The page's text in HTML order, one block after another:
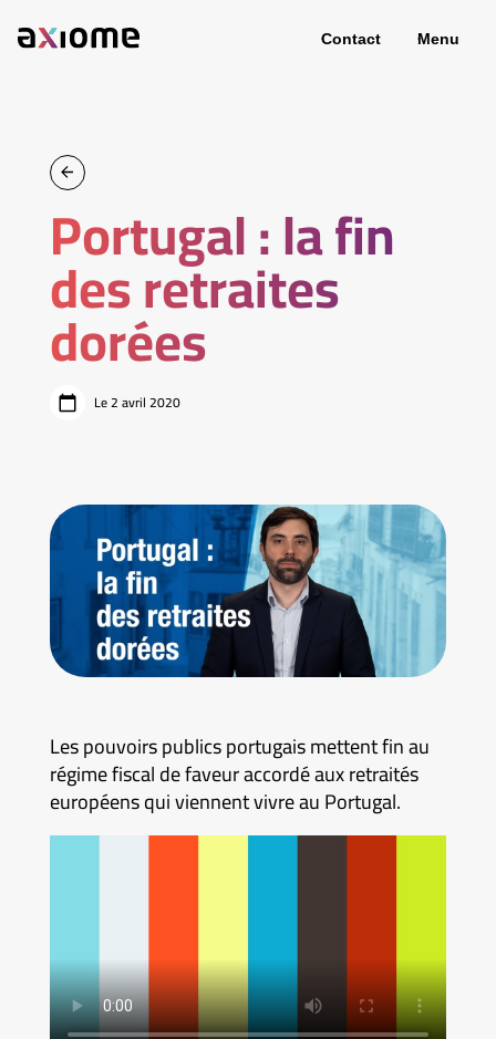
Contact Menu
Portugal : la fin
des retraites
dorées
Le 2 avril 2020
Les pouvoirs publics portugais mettent fin au
régime fiscal de faveur accordé aux retraités
européens qui viennent vivre au Portugal.